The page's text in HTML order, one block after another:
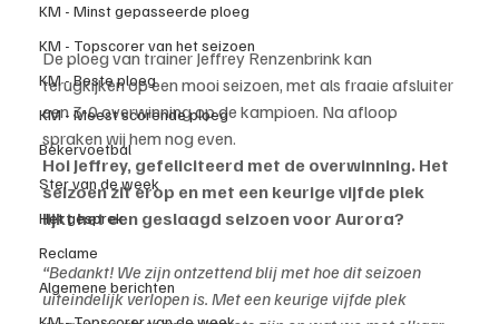
KM - Minst gepasseerde ploeg
KM - Topscorer van het seizoen
KM - Beste ploeg
KM - Meest scorende ploeg
Bekervoetbal
Ster van de week
Het gesprek
Reclame
Algemene berichten
De ploeg van trainer Jeffrey Renzenbrink kan
terugkijken op een mooi seizoen, met als fraaie afsluiter
een 3-0 overwinning op de kampioen. Na afloop
spraken wij hem nog even.
Hoi Jeffrey, gefeliciteerd met de overwinning. Het
seizoen zit erop en met een keurige vijfde plek
lijkt het een geslaagd seizoen voor Aurora?
“Bedankt! We zijn ontzettend blij met hoe dit seizoen
uiteindelijk verlopen is. Met een keurige vijfde plek